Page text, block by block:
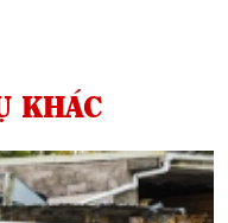
KHÁC